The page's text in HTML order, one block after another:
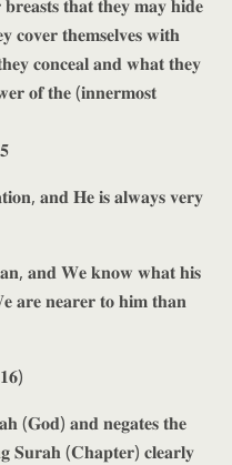
𝐭𝐡𝐚𝐭 𝐭𝐡𝐞𝐲 𝐦𝐚𝐲 𝐡𝐢𝐝𝐞
𝐭𝐡𝐞𝐦𝐬𝐞𝐥𝐯𝐞𝐬 𝐰𝐢𝐭𝐡
𝐜𝐨𝐧𝐜𝐞𝐚𝐥 𝐚𝐧𝐝 𝐰𝐡𝐚𝐭 𝐭𝐡𝐞𝐲
𝐨𝐟 𝐭𝐡𝐞 (𝐢𝐧𝐧𝐞𝐫𝐦𝐨𝐬𝐭
𝐚𝐧𝐝 𝐇𝐞 𝐢𝐬 𝐚𝐥𝐰𝐚𝐲𝐬 𝐯𝐞𝐫𝐲
𝐚𝐧𝐝 𝐖𝐞 𝐤𝐧𝐨𝐰 𝐰𝐡𝐚𝐭 𝐡𝐢𝐬
𝐚𝐫𝐞 𝐧𝐞𝐚𝐫𝐞𝐫 𝐭𝐨 𝐡𝐢𝐦 𝐭𝐡𝐚𝐧
(𝐆𝐨𝐝) 𝐚𝐧𝐝 𝐧𝐞𝐠𝐚𝐭𝐞𝐬 𝐭𝐡𝐞
𝐒𝐮𝐫𝐚𝐡 (𝐂𝐡𝐚𝐩𝐭𝐞𝐫) 𝐜𝐥𝐞𝐚𝐫𝐥𝐲